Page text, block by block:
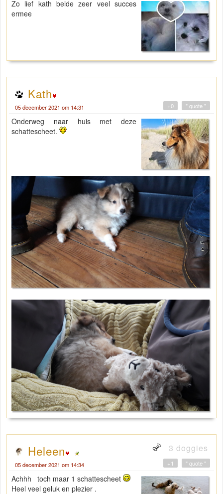
Zo lief kath beide zeer veel succes
ermee
Kath
05 december 2021 om 14:31 " quote "
+0
Onderweg naar huis met deze
schattescheet.
Heleen 3 doggies
05 december 2021 om 14:34 " quote "
+1
Achhh toch maar 1 schattescheet
Heel veel geluk en plezier .